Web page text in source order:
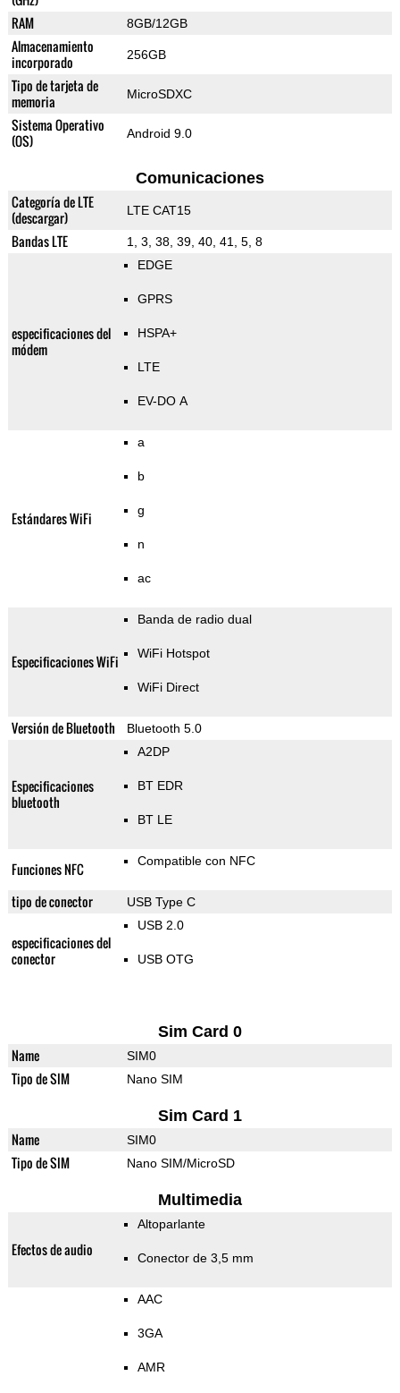
RAM
8GB/12GB
Almacenamiento
incorporado
256GB
Tipo de tarjeta de
memoria
MicroSDXC
Sistema Operativo
(OS)
Android 9.0
Comunicaciones
Categoría de LTE
(descargar)
LTE CAT15
Bandas LTE 1, 3, 38, 39, 40, 41, 5, 8
especificaciones del
módem
EDGE
GPRS
HSPA+
LTE
EV-DO A
Estándares WiFi
a
b
g
n
ac
Especificaciones WiFi
Banda de radio dual
WiFi Hotspot
WiFi Direct
Versión de Bluetooth Bluetooth 5.0
Especificaciones
bluetooth
A2DP
BT EDR
BT LE
Funciones NFC Compatible con NFC
tipo de conector USB Type C
especificaciones del
conector
USB 2.0
USB OTG
Sim Card 0
Name SIM0
Tipo de SIM Nano SIM
Sim Card 1
Name SIM0
Tipo de SIM Nano SIM/MicroSD
Multimedia
Efectos de audio
Altoparlante
Conector de 3,5 mm
AAC
3GA
AMR